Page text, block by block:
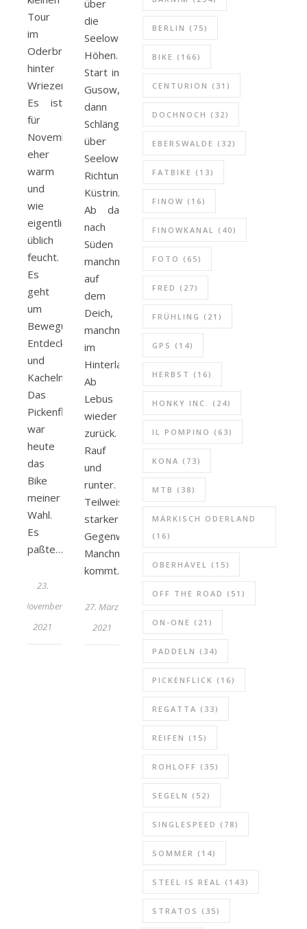
Tour
im
Oderbruch
hinter
Wriezen.
Es ist
für
November
eher
warm
und
wie
eigentlich
üblich
feucht.
Es
geht
um
Bewegung,
Entdeckung
und
Kacheln.
Das
Pickenflick
war
heute
das
Bike
meiner
Wahl.
Es
paßte…
23.
November
2021
über
die
Seelower
Höhen.
Start in
Gusow,
dann
Schlängellinien
über
Seelow
Richtung
Küstrin.
Ab da
nach
Süden
manchmal
auf
dem
Deich,
manchmal
im
Hinterland.
Ab
Lebus
wieder
zurück.
Rauf
und
runter.
Teilweise
starker
Gegenwind.
Manchmal
kommt…
27. März
2021
BERLIN (75)
BIKE (166)
CENTURION (31)
DOCHNOCH (32)
EBERSWALDE (32)
FATBIKE (13)
FINOW (16)
FINOWKANAL (40)
FOTO (65)
FRED (27)
FRÜHLING (21)
GPS (14)
HERBST (16)
HONKY INC. (24)
IL POMPINO (63)
KONA (73)
MTB (38)
MÄRKISCH ODERLAND
(16)
OBERHAVEL (15)
OFF THE ROAD (51)
ON-ONE (21)
PADDELN (34)
PICKENFLICK (16)
REGATTA (33)
REIFEN (15)
ROHLOFF (35)
SEGELN (52)
SINGLESPEED (78)
SOMMER (14)
STEEL IS REAL (143)
STRATOS (35)